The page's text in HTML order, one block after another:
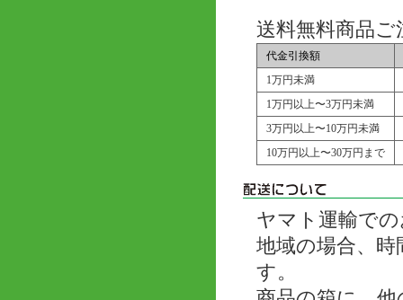
送料無料商品ご
代金引換額
1万円未満
1万円以上〜3万円未満
3万円以上〜10万円未満
10万円以上〜30万円まで
ヤマト運輸で
地域の場合、
す。